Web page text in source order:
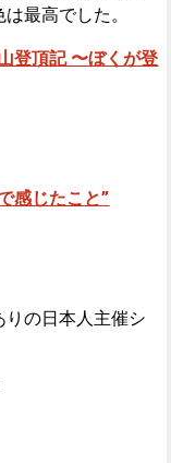
最高でした。
登頂記 〜ぼくが登
感じたこと”
の日本人主催シ